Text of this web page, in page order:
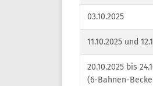
03.10.2025
11.10.2025 und
20.10.2025 bis
(6-Bahnen-